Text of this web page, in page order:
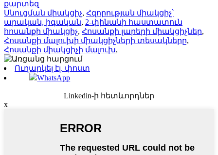
քարտեզ
Սնուցման միակցիչ, Հզորության միակցիչ՝
արական, իգական, 2-փինանի հաստատուն
հոսանքի միակցիչ, Հոսանքի լարերի միակցիչներ,
Հոսանքի մալուխի միակցիչների տեսակները,
Հոսանքի միակցիչի մալուխ,
Ուղարկել էլ. փոստ
WhatsApp
Linkedin-ի հետևորդներ
x